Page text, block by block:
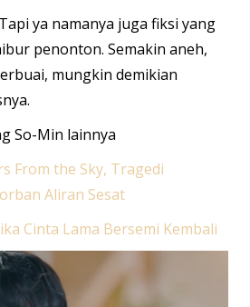
ya namanya juga fiksi yang
penonton. Semakin aneh,
mungkin demikian
So-Min lainnya
From the Sky, Tragedi
Aliran Sesat
Cinta Lama Bersemi Kembali